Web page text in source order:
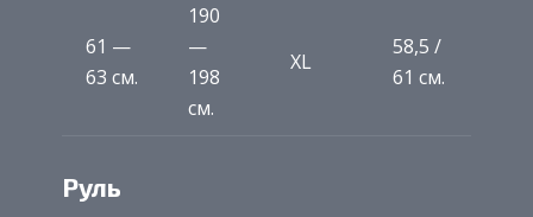
61 —
63 см.
190
—
198
см.
XL
58,5 /
61 см.
Руль